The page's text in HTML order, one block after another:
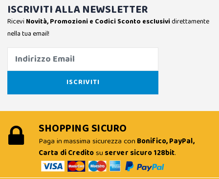
ISCRIVITI ALLA NEWSLETTER
Ricevi Novità, Promozioni e Codici Sconto esclusividirettamente
nella tua email!
SHOPPING SICURO
Paga in massima sicurezza con Bonifico, PayPal,
Carta di Creditosu server sicuro 128bit.